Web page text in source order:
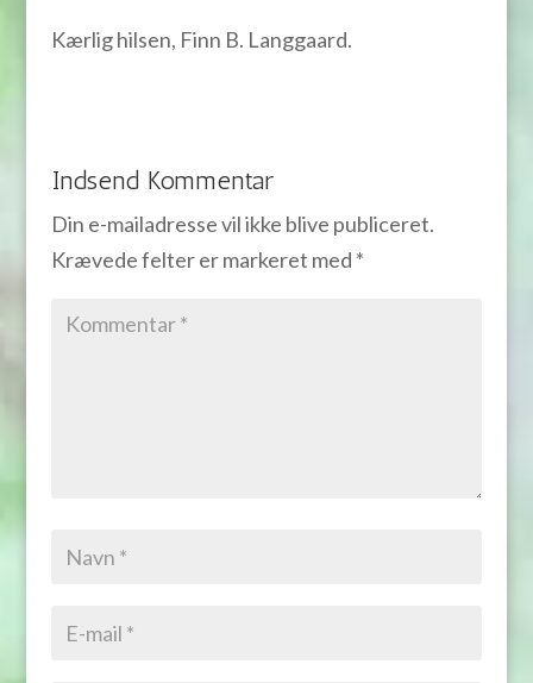
Kærlig hilsen, Finn B. Langgaard.
Indsend Kommentar
Din e-mailadresse vil ikke blive publiceret.
Krævede felter er markeret med *